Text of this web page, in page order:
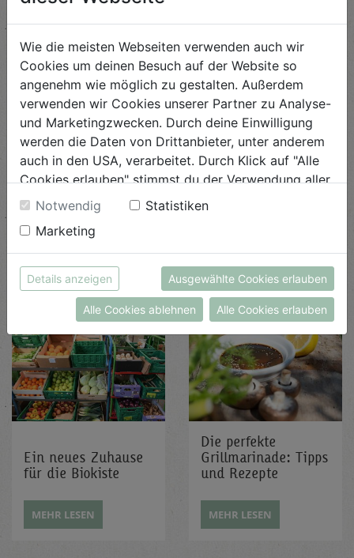
Farm is table
DI, 11. & DO, 13. August
MEHR LESEN MEHR LESEN
Ein neues Zuhause
für die Biokiste
MEHR LESEN
Die perfekte
Grillmarinade: Tipps
und Rezepte
MEHR LESEN
Wie die meisten Webseiten verwenden auch wir
Cookies um deinen Besuch auf der Website so
angenehm wie möglich zu gestalten. Außerdem
verwenden wir Cookies unserer Partner zu Analyse-
und Marketingzwecken. Durch deine Einwilligung
werden die Daten von Drittanbieter, unter anderem
auch in den USA, verarbeitet. Durch Klick auf "Alle
Cookies erlauben" stimmst du der Verwendung aller
Cookies zu. Unter "Details anzeigen" findest du alle
Infos zu den unterschiedlichen Cookies, du kannst
auch entscheiden, welche Cookies du erlauben
möchtest.
Weitere Informationen findest du in unserer
Datenschutzerklärungbzw. imImpressum
Notwendig
Statistiken
Marketing
Details anzeigen Ausgewählte Cookies erlauben
Alle Cookies ablehnen Alle Cookies erlauben